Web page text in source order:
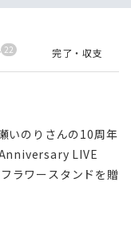
22 完了・収支
いのりさんの10周年
LIVE
ラワースタンドを贈